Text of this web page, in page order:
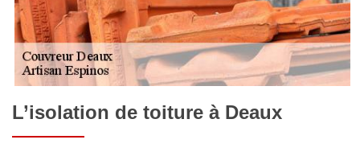
L’isolation de toiture à Deaux